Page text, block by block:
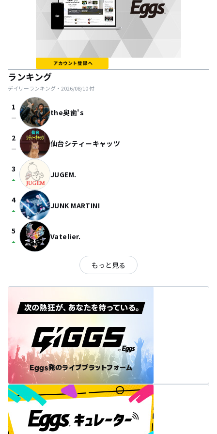
ランキング
デイリーランキング・ 2026/08/10付
1
check_indeterminate_small the奥歯's
2
check_indeterminate_small 仙台シティーキャッツ
3
arrow_drop_up JUGEM.
4
arrow_drop_up JUNK MARTINI
5
arrow_drop_up Vatelier.
もっと見る